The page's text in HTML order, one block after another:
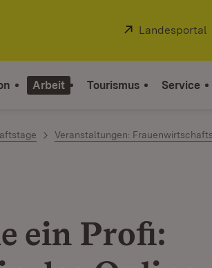
Extern:
Landesportal
Arbeit Tourismus Service
Veranstaltungen:
ein Profi: